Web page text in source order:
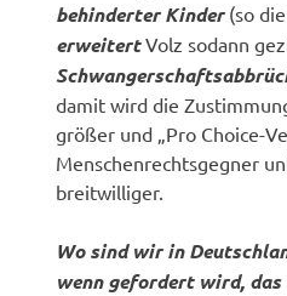
behinderter Kinder(so
erweitertVolz sodann
damit wird die
größer und „Pro Choice-
Menschenrechtsgegner
breitwilliger.
Wo sind wir in
wenn gefordert wird,